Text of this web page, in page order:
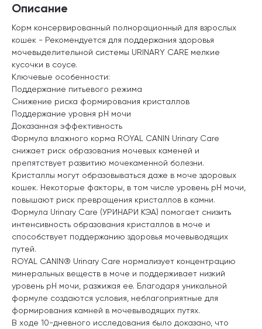
Описание
Корм консервированный полнорационный для взрослых
кошек - Рекомендуется для поддержания здоровья
мочевыделительной системы URINARY CARE мелкие
кусочки в соусе.
Ключевые особенности:
Поддержание питьевого режима
Снижение риска формирования кристаллов
Поддержание уровня pH мочи
Доказанная эффективность
Формула влажного корма ROYAL CANIN Urinary Care
снижает риск образования мочевых каменей и
препятствует развитию мочекаменной болезни.
Кристаллы могут образовываться даже в моче здоровых
кошек. Некоторые факторы, в том числе уровень рН мочи,
повышают риск превращения кристаллов в камни.
Формула Urinary Care (УРИНАРИ КЭА) помогает снизить
интенсивность образования кристаллов в моче и
способствует поддержанию здоровья мочевыводящих
путей.
ROYAL CANIN® Urinary Care нормализует концентрацию
минеральных веществ в моче и поддерживает низкий
уровень pH мочи, разжижая ее. Благодаря уникальной
формуле создаются условия, неблагоприятные для
формирования камней в мочевыводящих путях.
В ходе 10-дневного исследования было доказано, что